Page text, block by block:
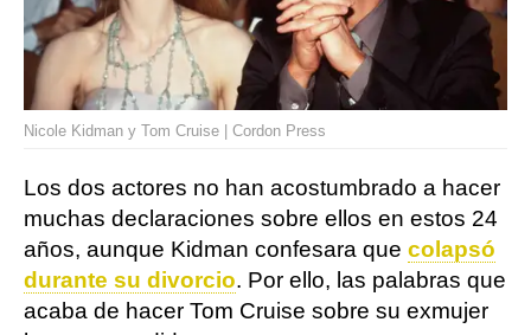
Nicole Kidman y Tom Cruise | Cordon Press
Los dos actores no han acostumbrado a hacer
muchas declaraciones sobre ellos en estos 24
años, aunque Kidman confesara que colapsó
durante su divorcio. Por ello, las palabras que
acaba de hacer Tom Cruise sobre su exmujer